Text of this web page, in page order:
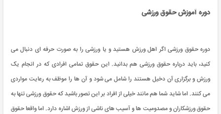
دوره آموزش حقوق ورزشی
دوره حقوق ورزشی اگر اهل ورزش هستید و یا ورزشی را به صورت حرفه ای دنبال می
کنید، باید درباره حقوق ورزشی هم بدانید. این حقوق تمامی افرادی که در انجام یک
ورزش و برگزاری آن دخیل هستند را شامل می شود و آن ها را موظف به رعایت مواردی
می کنند. اما شاید شما هم مانند خیلی از افراد بر این تصور باشید که حقوق ورزشی تنها به
حقوق ورزشکاران و مصدومیت ها و آسیب های ناشی از ورزش اشاره دارد. اما واقعا حقوق